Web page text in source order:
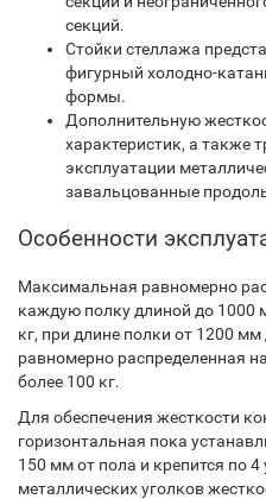
секций.
Стойки стеллажа
фигурный холодно-
формы.
Дополнительную
характеристик, а также
эксплуатации
завальцованные
Особенности
Максимальная равномерно
каждую полку длиной до
кг, при длине полки от 1200
равномерно распределенная
более 100 кг.
Для обеспечения жесткости
горизонтальная пока
150 мм от пола и крепится по
металлических уголков